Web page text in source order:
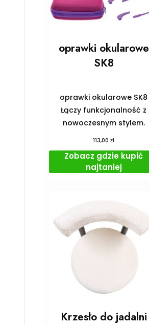
oprawki okularowe
SK8
oprawki okularowe SK8
Łączy funkcjonalność z
nowoczesnym stylem.
113,00zł
Zobacz gdzie kupić
najtaniej
Krzesło do jadalni